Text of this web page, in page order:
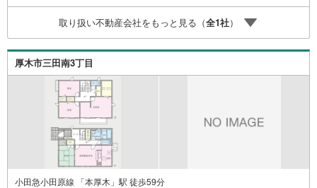
TOWNSからお客様へ経験豊富なスタッフが親身になってお
客様に合った物件をご紹介させて頂きます！ /他社様掲載物
件も併せてご紹介可能ですのでお気軽にお問い合わせ下さ
い♪駐車場もございますので、お車でのお越しも大歓迎で
す！
取り扱い不動産会社をもっと見る（全1社）
厚木市三田南3丁目
小田急小田原線 「本厚木」駅 徒歩59分